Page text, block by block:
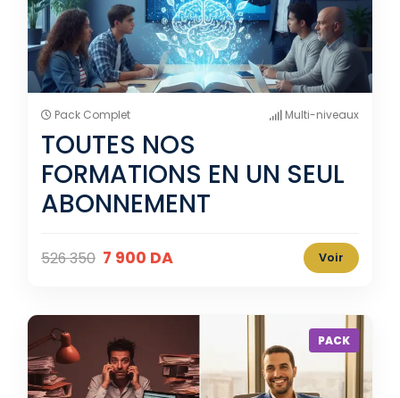
Pack Complet Multi-niveaux
TOUTES NOS
FORMATIONS EN UN SEUL
ABONNEMENT
526 350 7 900 DA Voir
PACK